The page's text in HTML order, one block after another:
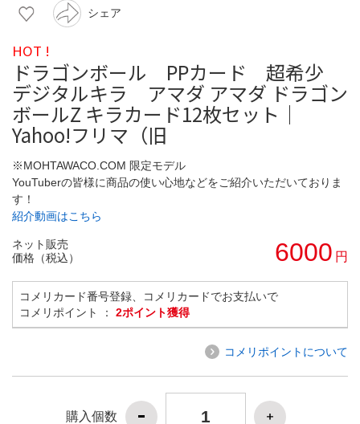
シェア
HOT !
ドラゴンボール PPカード 超希少
デジタルキラ アマダ アマダ ドラゴン
ボールZ キラカード12枚セット｜
Yahoo!フリマ（旧
※MOHTAWACO.COM 限定モデル
YouTuberの皆様に商品の使い心地などをご紹介いただいておりま
す！
紹介動画はこちら
ネット販売
価格（税込）
6000 円
コメリカード番号登録、コメリカードでお支払いで
コメリポイント ： 2ポイント獲得
コメリポイントについて
購入個数